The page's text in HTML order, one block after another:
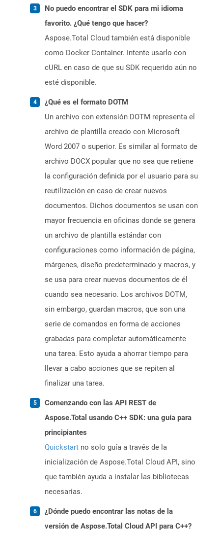
No puedo encontrar el SDK para mi idioma
favorito. ¿Qué tengo que hacer?
Aspose.Total Cloud también está disponible
como Docker Container. Intente usarlo con
cURL en caso de que su SDK requerido aún no
esté disponible.
¿Qué es el formato DOTM
Un archivo con extensión DOTM representa el
archivo de plantilla creado con Microsoft
Word 2007 o superior. Es similar al formato de
archivo DOCX popular que no sea que retiene
la configuración definida por el usuario para su
reutilización en caso de crear nuevos
documentos. Dichos documentos se usan con
mayor frecuencia en oficinas donde se genera
un archivo de plantilla estándar con
configuraciones como información de página,
márgenes, diseño predeterminado y macros, y
se usa para crear nuevos documentos de él
cuando sea necesario. Los archivos DOTM,
sin embargo, guardan macros, que son una
serie de comandos en forma de acciones
grabadas para completar automáticamente
una tarea. Esto ayuda a ahorrar tiempo para
llevar a cabo acciones que se repiten al
finalizar una tarea.
Comenzando con las API REST de
Aspose.Total usando C++ SDK: una guía para
principiantes
Quickstart no solo guía a través de la
inicialización de Aspose.Total Cloud API, sino
que también ayuda a instalar las bibliotecas
necesarias.
¿Dónde puedo encontrar las notas de la
versión de Aspose.Total Cloud API para C++?